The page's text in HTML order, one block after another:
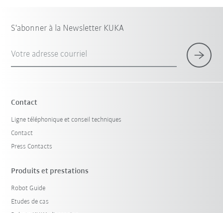
S'abonner à la Newsletter KUKA
Votre adresse courriel
Contact
Ligne téléphonique et conseil techniques
Contact
Press Contacts
Produits et prestations
Robot Guide
Etudes de cas